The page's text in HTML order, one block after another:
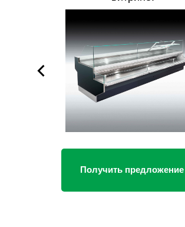
Получить предложение